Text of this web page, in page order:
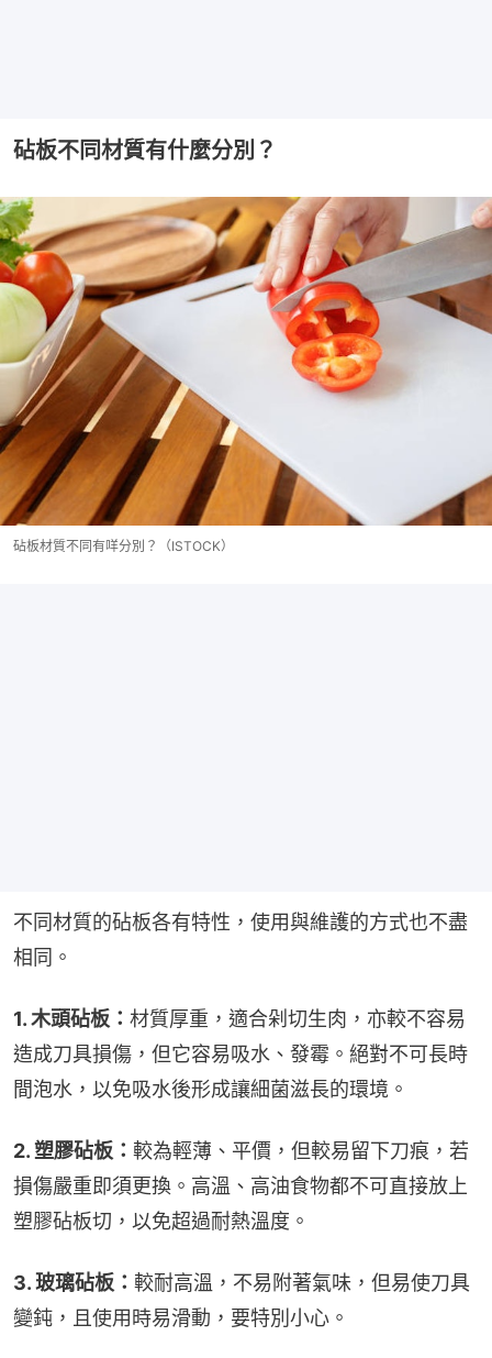
砧板不同材質有什麼分別？
砧板材質不同有咩分別？（ISTOCK）
不同材質的砧板各有特性，使用與維護的方式也不盡
相同。
1. 木頭砧板： 材質厚重，適合剁切生肉，亦較不容易
造成刀具損傷，但它容易吸水、發霉。絕對不可長時
間泡水，以免吸水後形成讓細菌滋長的環境。
2. 塑膠砧板： 較為輕薄、平價，但較易留下刀痕，若
損傷嚴重即須更換。高溫、高油食物都不可直接放上
塑膠砧板切，以免超過耐熱溫度。
3. 玻璃砧板： 較耐高溫，不易附著氣味，但易使刀具
變鈍，且使用時易滑動，要特別小心。